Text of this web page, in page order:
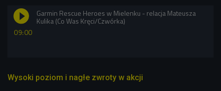
09:00
Garmin Rescue Heroes w Mielenku - relacja Mateusza
Kulika (Co Was Kręci/Czwórka)
Wysoki poziom i nagłe zwroty w akcji